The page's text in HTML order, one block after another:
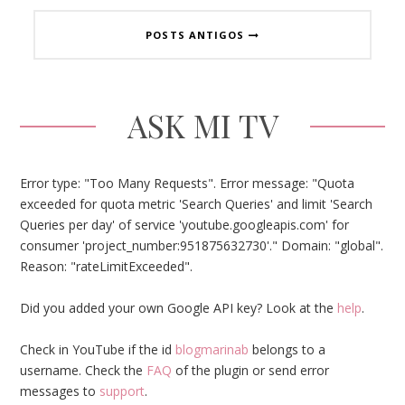
POSTS ANTIGOS
ASK MI TV
Error type: "Too Many Requests". Error message: "Quota
exceeded for quota metric 'Search Queries' and limit 'Search
Queries per day' of service 'youtube.googleapis.com' for
consumer 'project_number:951875632730'." Domain: "global".
Reason: "rateLimitExceeded".
Did you added your own Google API key? Look at the help.
Check in YouTube if the id blogmarinab belongs to a
username. Check the FAQ of the plugin or send error
messages to support.